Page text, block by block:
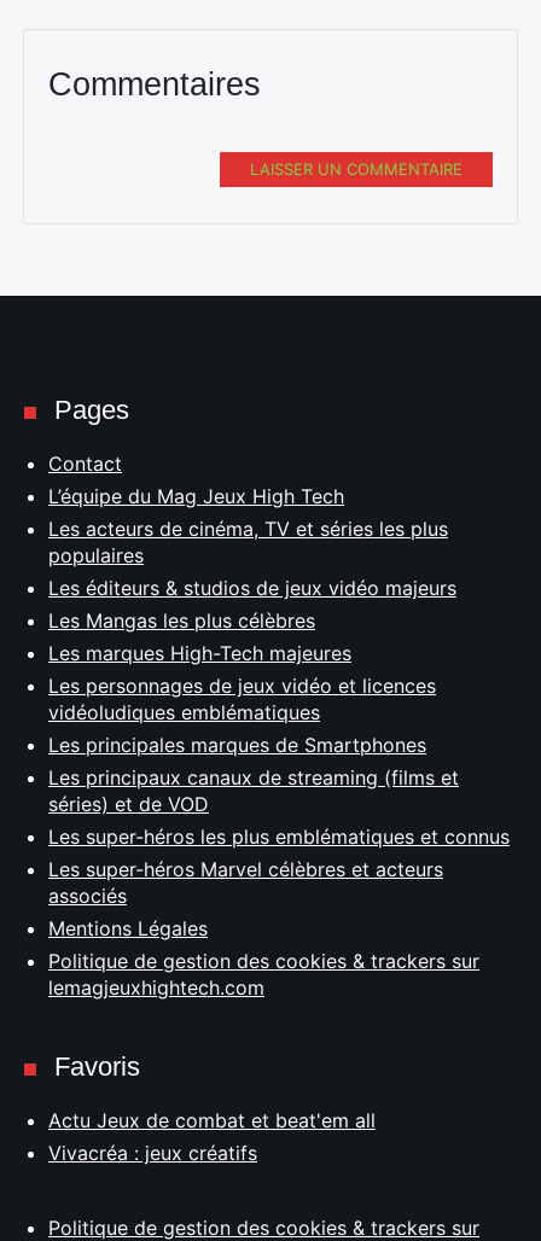
Commentaires
LAISSER UN COMMENTAIRE
Pages
Contact
L’équipe du Mag Jeux High Tech
Les acteurs de cinéma, TV et séries les plus
populaires
Les éditeurs & studios de jeux vidéo majeurs
Les Mangas les plus célèbres
Les marques High-Tech majeures
Les personnages de jeux vidéo et licences
vidéoludiques emblématiques
Les principales marques de Smartphones
Les principaux canaux de streaming (films et
séries) et de VOD
Les super-héros les plus emblématiques et connus
Les super-héros Marvel célèbres et acteurs
associés
Mentions Légales
Politique de gestion des cookies & trackers sur
lemagjeuxhightech.com
Favoris
Actu Jeux de combat et beat'em all
Vivacréa : jeux créatifs
Politique de gestion des cookies & trackers sur